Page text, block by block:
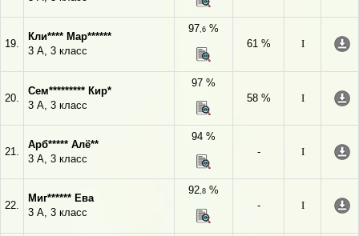
19.
Кли**** Мар******
3 А, 3 класс
97,6 %
61 %
I
20.
Сем********* Кир*
3 А, 3 класс
97 %
58 %
I
21.
Арб***** Алё**
3 А, 3 класс
94 %
-
I
22.
Миг****** Ева
3 А, 3 класс
92,8 %
-
I